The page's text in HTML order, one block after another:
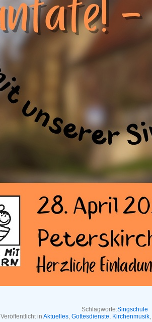
Schlagworte:Singschule
Veröffentlicht in Aktuelles, Gottesdienste, Kirchenmusik,